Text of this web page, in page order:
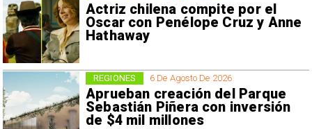
Actriz chilena compite por el
Oscar con Penélope Cruz y Anne
Hathaway
6 De Agosto De 2026
Aprueban creación del Parque
Sebastián Piñera con inversión
de $4 mil millones
REGIONES